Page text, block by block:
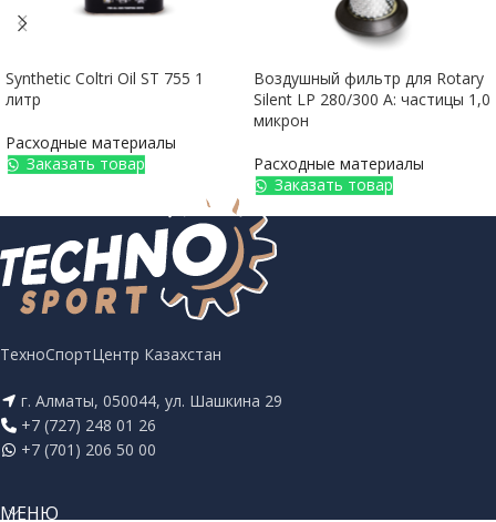
Synthetic Coltri Oil ST 755 1
литр
Расходные материалы
Заказать товар
Воздушный фильтр для Rotary
Silent LP 280/300 A: частицы 1,0
микрон
Расходные материалы
Заказать товар
ТехноСпортЦентр Казахстан
г. Алматы, 050044, ул. Шашкина 29
+7 (727) 248 01 26
+7 (701) 206 50 00
МЕНЮ